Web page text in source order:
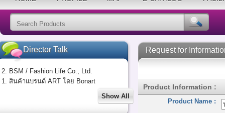
Request for
Product Information :
Product Name :
Director Talk
2. BSM / Fashion Life Co., Ltd.
1. สินค้าแบรนด์ ART โดย Bonart
Show All